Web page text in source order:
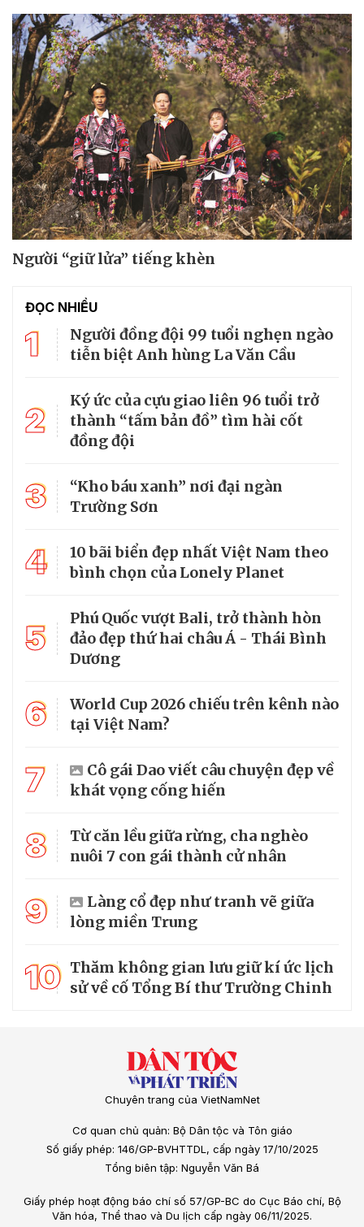
Người “giữ lửa” tiếng khèn
ĐỌC NHIỀU
1
Người đồng đội 99 tuổi nghẹn ngào
tiễn biệt Anh hùng La Văn Cầu
2
Ký ức của cựu giao liên 96 tuổi trở
thành “tấm bản đồ” tìm hài cốt
đồng đội
3
“Kho báu xanh” nơi đại ngàn
Trường Sơn
4
10 bãi biển đẹp nhất Việt Nam theo
bình chọn của Lonely Planet
5
Phú Quốc vượt Bali, trở thành hòn
đảo đẹp thứ hai châu Á - Thái Bình
Dương
6
World Cup 2026 chiếu trên kênh nào
tại Việt Nam?
7
Cô gái Dao viết câu chuyện đẹp về
khát vọng cống hiến
8
Từ căn lều giữa rừng, cha nghèo
nuôi 7 con gái thành cử nhân
9
Làng cổ đẹp như tranh vẽ giữa
lòng miền Trung
10 Thăm không gian lưu giữ kí ức lịch
sử về cố Tổng Bí thư Trường Chinh
Chuyên trang của VietNamNet
Cơ quan chủ quản: Bộ Dân tộc và Tôn giáo
Số giấy phép: 146/GP-BVHTTDL, cấp ngày 17/10/2025
Tổng biên tập: Nguyễn Văn Bá
Giấy phép hoạt động báo chí số 57/GP-BC do Cục Báo chí, Bộ
Văn hóa, Thể thao và Du lịch cấp ngày 06/11/2025.